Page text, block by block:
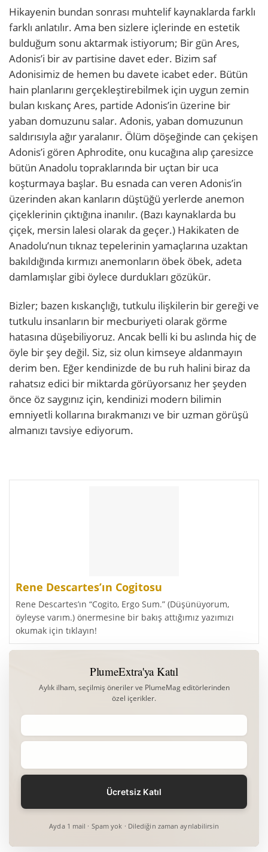
Hikayenin bundan sonrası muhtelif kaynaklarda farklı
farklı anlatılır. Ama ben sizlere içlerinde en estetik
bulduğum sonu aktarmak istiyorum; Bir gün Ares,
Adonis’i bir av partisine davet eder. Bizim saf
Adonisimiz de hemen bu davete icabet eder. Bütün
hain planlarını gerçekleştirebilmek için uygun zemin
bulan kıskanç Ares, partide Adonis’in üzerine bir
yaban domuzunu salar. Adonis, yaban domuzunun
saldırısıyla ağır yaralanır. Ölüm döşeğinde can çekişen
Adonis’i gören Aphrodite, onu kucağına alıp çaresizce
bütün Anadolu topraklarında bir uçtan bir uca
koşturmaya başlar. Bu esnada can veren Adonis’in
üzerinden akan kanların düştüğü yerlerde anemon
çiçeklerinin çıktığına inanılır. (Bazı kaynaklarda bu
çiçek, mersin lalesi olarak da geçer.) Hakikaten de
Anadolu’nun tıknaz tepelerinin yamaçlarına uzaktan
bakıldığında kırmızı anemonların öbek öbek, adeta
damlamışlar gibi öylece durdukları gözükür.
Bizler; bazen kıskançlığı, tutkulu ilişkilerin bir gereği ve
tutkulu insanların bir mecburiyeti olarak görme
hatasına düşebiliyoruz. Ancak belli ki bu aslında hiç de
öyle bir şey değil. Siz, siz olun kimseye aldanmayın
derim ben. Eğer kendinizde de bu ruh halini biraz da
rahatsız edici bir miktarda görüyorsanız her şeyden
önce öz saygınız için, kendinizi modern bilimin
emniyetli kollarına bırakmanızı ve bir uzman görüşü
almanızı tavsiye ediyorum.
Rene Descartes’ın Cogitosu
Rene Descartes’ın “Cogito, Ergo Sum.” (Düşünüyorum,
öyleyse varım.) önermesine bir bakış attığımız yazımızı
okumak için tıklayın!
PlumeExtra'ya Katıl
Aylık ilham, seçilmiş öneriler ve PlumeMag editörlerinden
özel içerikler.
Ayda 1 mail · Spam yok · Dilediğin zaman ayrılabilirsin